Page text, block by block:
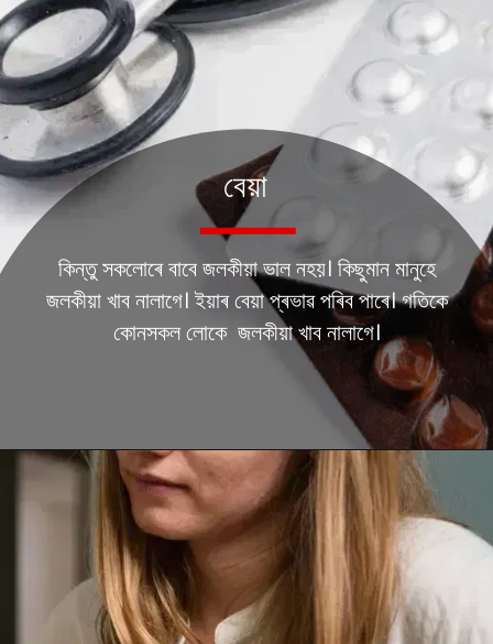
কিন্তু সকলোৰে বাবে জলকীয়া ভাল নহয়। কিছুমান মানুহে
জলকীয়া খাব নালাগে। ইয়াৰ বেয়া প্ৰভাৱ পৰিব পাৰে। গতিকে
কোনসকল লোকে জলকীয়া খাব নালাগে।
বেয়া